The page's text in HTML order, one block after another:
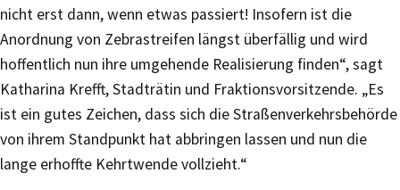
nicht erst dann, wenn etwas passiert! Insofern ist die
Anordnung von Zebrastreifen längst überfällig und wird
hoffentlich nun ihre umgehende Realisierung finden“, sagt
Katharina Krefft, Stadträtin und Fraktionsvorsitzende. „Es
ist ein gutes Zeichen, dass sich die Straßenverkehrsbehörde
von ihrem Standpunkt hat abbringen lassen und nun die
lange erhoffte Kehrtwende vollzieht.“